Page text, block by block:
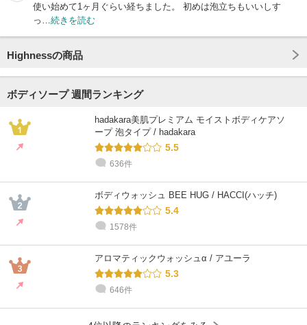
使い始めて1ヶ月ぐらい経ちました。 初めは泡立ちもいいしす
っ… 続きを読む
Highnessの商品
ボディソープ 週間ランキング
hadakara美肌プレミアム モイストボディケアソ
ープ 泡タイプ / hadakara
5.5
636件
ボディウォッシュ BEE HUG / HACCI(ハッチ)
5.4
1578件
アロマティックウォッシュα / アユーラ
5.3
646件